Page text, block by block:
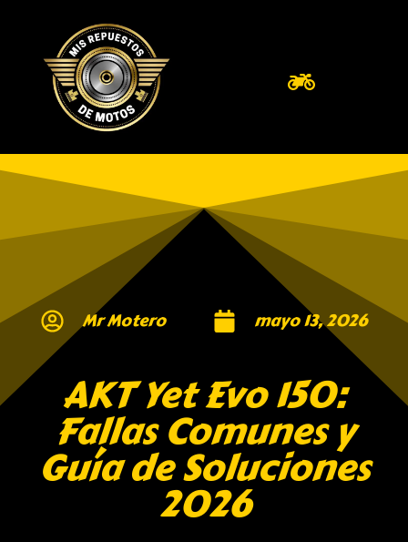
Mr Motero mayo 13, 2026
AKT Yet Evo 150:
Fallas Comunes y
Guía de Soluciones
2026